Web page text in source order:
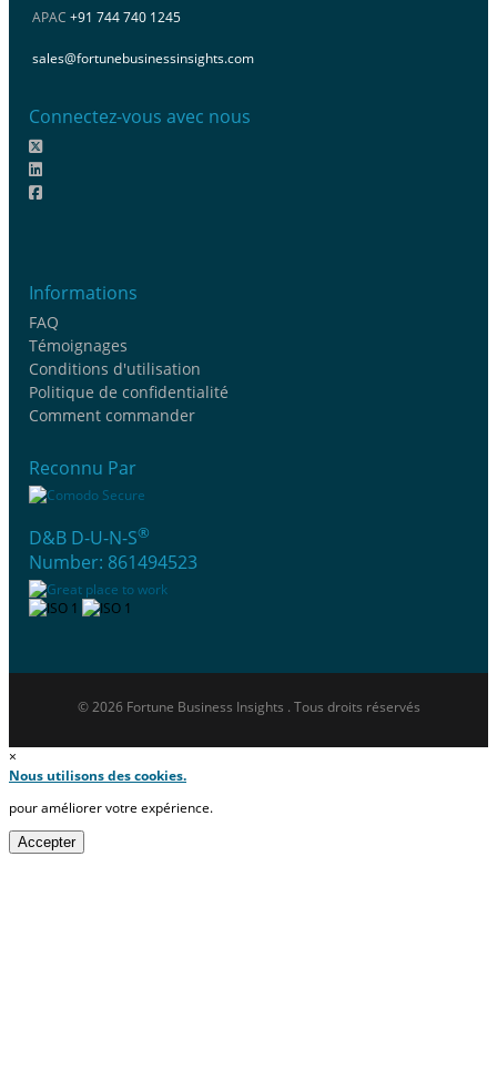
APAC +91 744 740 1245
sales@fortunebusinessinsights.com
Connectez-vous avec nous
Informations
FAQ
Témoignages
Conditions d'utilisation
Politique de confidentialité
Comment commander
Reconnu Par
D&B D-U-N-S®
Number: 861494523
© 2026 Fortune Business Insights . Tous droits réservés
×
Nous utilisons des cookies.
pour améliorer votre expérience.
Accepter